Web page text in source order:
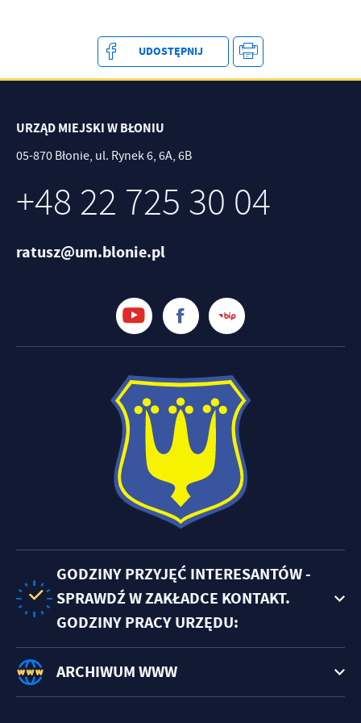
UDOSTĘPNIJ
URZĄD MIEJSKI W BŁONIU
05-870 Błonie, ul. Rynek 6, 6A, 6B
+48 22 725 30 04
ratusz@um.blonie.pl
GODZINY PRZYJĘĆ INTERESANTÓW -
SPRAWDŹ W ZAKŁADCE KONTAKT.
GODZINY PRACY URZĘDU:
ARCHIWUM WWW